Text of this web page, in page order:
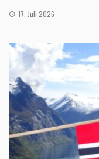
17. Juli 2026